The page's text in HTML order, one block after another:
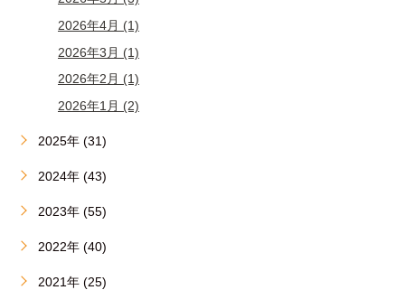
2026年4月 (1)
2026年3月 (1)
2026年2月 (1)
2026年1月 (2)
2025年 (31)
2024年 (43)
2023年 (55)
2022年 (40)
2021年 (25)